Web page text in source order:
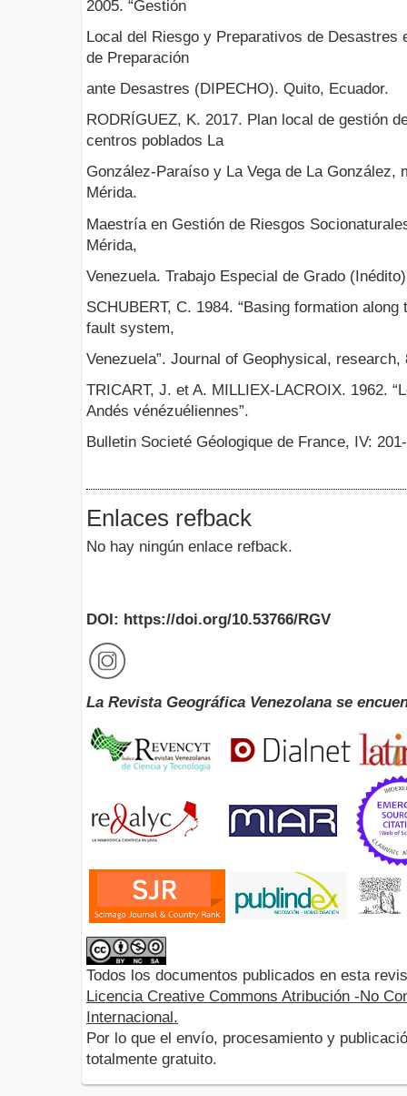
2005. “Gestión
Local del Riesgo y Preparativos de Desastres
de Preparación
ante Desastres (DIPECHO). Quito, Ecuador.
RODRÍGUEZ, K. 2017. Plan local de gestión
centros poblados La
González-Paraíso y La Vega de La González,
Mérida.
Maestría en Gestión de Riesgos
Mérida,
Venezuela. Trabajo Especial de Grado
SCHUBERT, C. 1984. “Basing formation
fault system,
Venezuela”. Journal of Geophysical, research,
TRICART, J. et A. MILLIEX-LACROIX. 1962.
Andés vénézuéliennes”.
Bulletin Societé Géologique de France, IV:
Enlaces refback
No hay ningún enlace refback.
DOI: https://doi.org/10.53766/RGV
La Revista Geográfica Venezolana se
Todos los documentos publicados en esta
Licencia Creative Commons Atribución -No
Internacional.
Por lo que el envío, procesamiento y
totalmente gratuito.